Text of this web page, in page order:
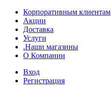
Корпоративным клиентам
Акции
Доставка
Услуги
.Наши магазины
О Компании
Вход
Регистрация